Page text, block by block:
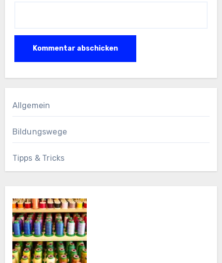
Allgemein
Bildungswege
Tipps & Tricks